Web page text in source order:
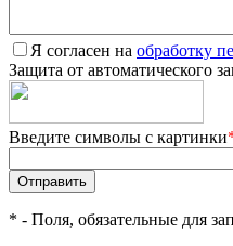
Я согласен на обработку
Защита от автоматического
Введите символы с картинки
* - Поля, обязательные для